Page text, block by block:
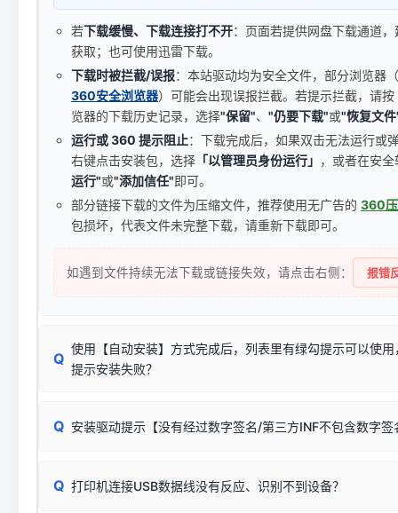
若下载缓慢、下载连接打不开：页面若提供网盘下载通道
获取；也可使用迅雷下载。
下载时被拦截/误报：本站驱动均为安全文件，部分浏览器
360安全浏览器）可能会出现误报拦截。若提示拦截，请按
览器的下载历史记录，选择"保留"、 "仍要下载"或"恢复文
运行或 360 提示阻止：下载完成后，如果双击无法运行或
右键点击安装包，选择 「以管理员身份运行」 ，或者在安
运行"或"添加信任"即可。
部分链接下载的文件为压缩文件，推荐使用无广告的 360
包损坏，代表文件未完整下载，请重新下载即可。
如遇到文件持续无法下载或链接失效，请点击右侧： 报错
Q
使用【自动安装】方式完成后，列表里有绿勾提示可以使
提示安装失败？
由于本站驱动包集成了32位和64位驱动，自动安装程序在运
✔ 可以使用了
：代表与您当
Q 安装驱动提示【没有经过数字签名/第三方INF不包含数字
往往会弹出此类提示。
Q 打印机连接USB数据线没有反应、识别不到设备？